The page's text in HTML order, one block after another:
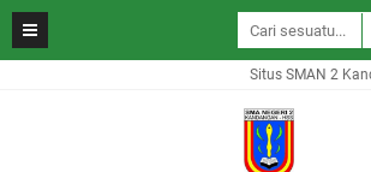
Situs SMAN 2